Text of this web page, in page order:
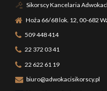
Sikorscy Kancelaria
Hoża 66/68 lok. 12, 00-682
509 448 414
22 372 03 41
22 622 61 19
biuro@adwokacisikorscy.pl